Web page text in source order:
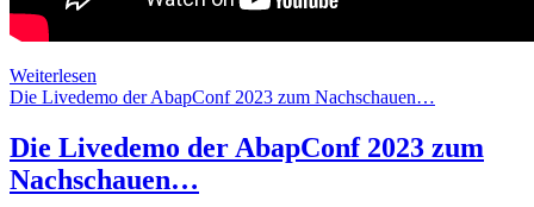
Weiterlesen
testing
RAP:
Schnelleinstieg
in
Die Livedemo der AbapConf 2023 zum Nachschauen…
Die Livedemo der AbapConf 2023 zum
Nachschauen…